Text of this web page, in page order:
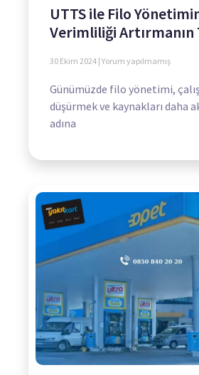
UTTS ile Filo
Verimliliği Artırmanın
30 Ekim 2024 Yorum yapılmamış
Günümüzde filo yönetimi,
düşürmek ve kaynakları daha
adına